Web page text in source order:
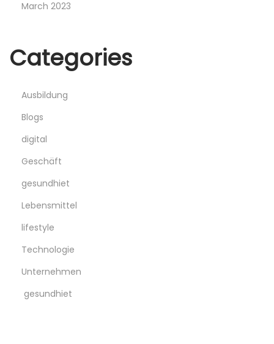
March 2023
Categories
Ausbildung
Blogs
digital
Geschäft
gesundhiet
Lebensmittel
lifestyle
Technologie
Unternehmen
gesundhiet